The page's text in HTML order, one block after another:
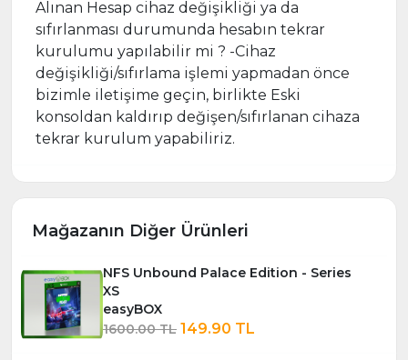
Alınan Hesap cihaz değişikliği ya da
sıfırlanması durumunda hesabın tekrar
kurulumu yapılabilir mi ? -Cihaz
değişikliği/sıfırlama işlemi yapmadan önce
bizimle iletişime geçin, birlikte Eski
konsoldan kaldırıp değişen/sıfırlanan cihaza
tekrar kurulum yapabiliriz.
Mağazanın Diğer Ürünleri
NFS Unbound Palace Edition - Series
XS
easyBOX
1600.00 TL 149.90 TL